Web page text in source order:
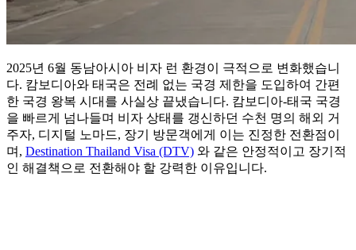
2025년 6월 동남아시아 비자 런 환경이 극적으로 변화했습니
다. 캄보디아와 태국은 전례 없는 국경 제한을 도입하여 간편
한 국경 왕복 시대를 사실상 끝냈습니다. 캄보디아-태국 국경
을 빠르게 넘나들며 비자 상태를 갱신하던 수천 명의 해외 거
주자, 디지털 노마드, 장기 방문객에게 이는 진정한 전환점이
며, Destination Thailand Visa (DTV) 와 같은 안정적이고 장기적
인 해결책으로 전환해야 할 강력한 이유입니다.